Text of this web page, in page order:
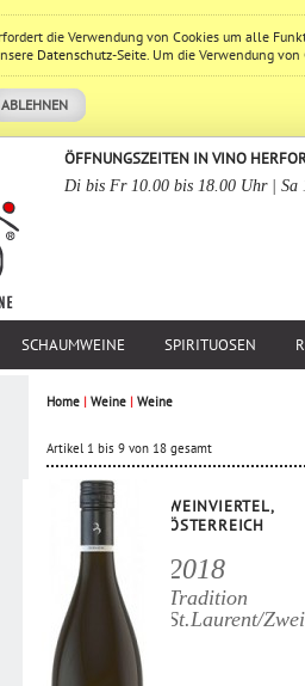
die Verwendung von Cookies um alle
Datenschutz-Seite. Um die Verwendung
ABLEHNEN
ÖFFNUNGSZEITEN IN VINO
Di bis Fr 10.00 bis 18.00 Uhr | Sa
SCHAUMWEINE SPIRITUOSEN
Home | Weine | Weine
Artikel 1 bis 9 von 18 gesamt
WEINVIERTEL,
ÖSTERREICH
2018
Tradition
St.Laurent/